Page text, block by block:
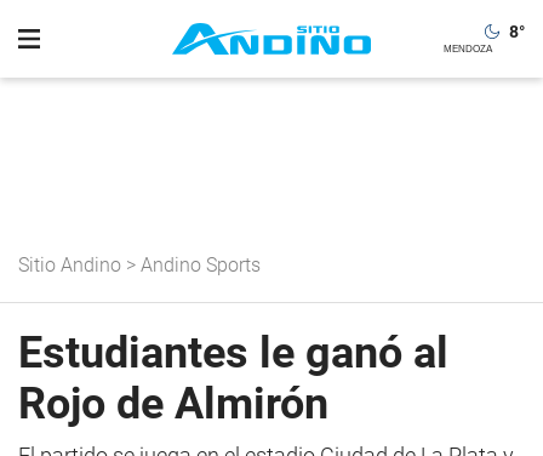
8°
Sitio Andino > Andino Sports
Estudiantes le ganó al
Rojo de Almirón